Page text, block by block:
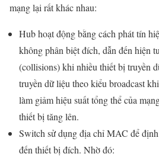
mạng lại rất khác nhau:
Hub hoạt động bằng cách phát tín
không phân biệt đích, dẫn đến hiện
(collisions) khi nhiều thiết bị truyền
truyền dữ liệu theo kiểu broadcast
làm giảm hiệu suất tổng thể của
thiết bị tăng lên.
Switch sử dụng địa chỉ MAC để
đến thiết bị đích. Nhờ đó: